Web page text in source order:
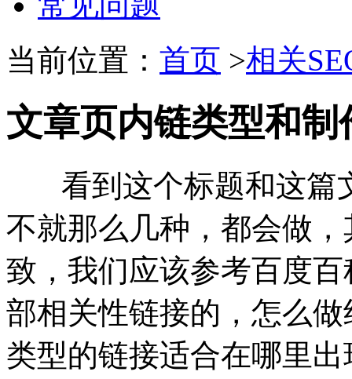
当前位置： 首页 >相关
文章页内链类型和制
看到这个标题和这篇
不就那么几种，都会做
致，我们应该参考百度
部相关性链接的，怎么
类型的链接适合在哪里